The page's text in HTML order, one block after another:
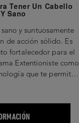
Tener Un Cabello
Sano
y suntuosamente
de acción sólido. Es
fortalecedor para el
Extentioniste como
que te permite
objetivo.